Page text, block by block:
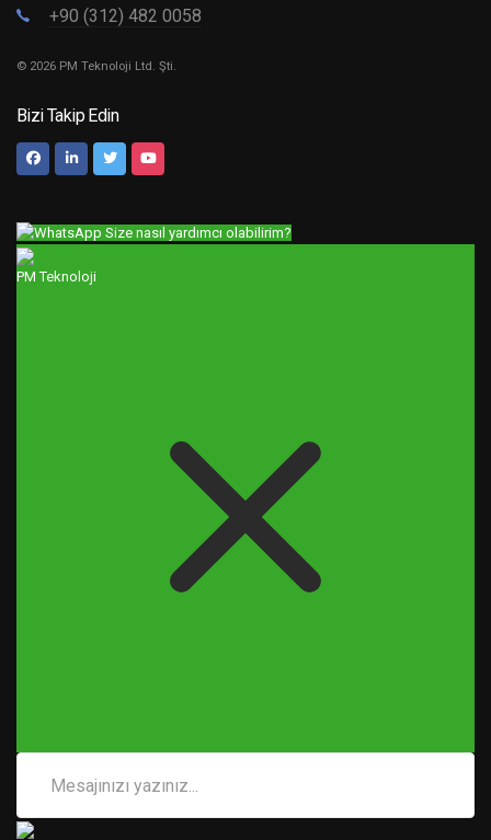
+90 (312) 482 0058
© 2026 PM Teknoloji Ltd. Şti.
Bizi Takip Edin
Size nasıl yardımcı olabilirim?
PM Teknoloji